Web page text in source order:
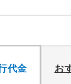
代金 お